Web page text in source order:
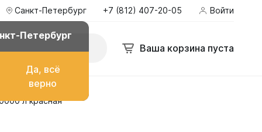
Санкт-Петербург
Петербург
Да, всё
верно
+7 (812) 407-20-05 Войти
Ваша корзина пуста
топлива
л красная